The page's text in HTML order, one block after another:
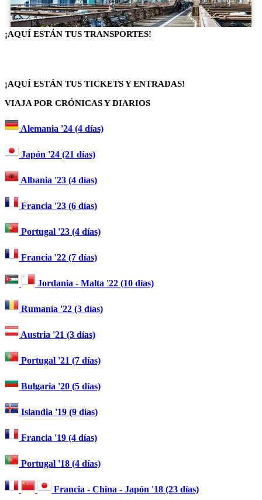
¡AQUÍ ESTÁN TUS TRANSPORTES!
¡AQUÍ ESTÁN TUS TICKETS Y ENTRADAS!
VIAJA POR CRÓNICAS Y DIARIOS
Alemania '24 (4 días)
Japón '24 (21 días)
Albania '23 (4 días)
Francia '23 (6 días)
Portugal '23 (4 días)
Francia '22 (7 días)
Jordania - Malta '22 (10 días)
Rumanía '22 (3 días)
Austria '21 (3 días)
Portugal '21 (7 días)
Bulgaria '20 (5 días)
Islandia '19 (9 días)
Francia '19 (4 días)
Portugal '18 (4 días)
Francia - China - Japón '18 (23 días)